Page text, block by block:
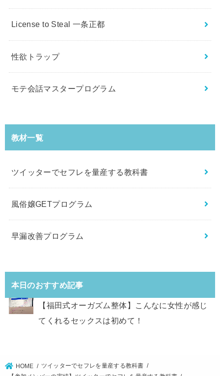
License to Steal 一条正都
性欲トラップ
モテ会話マスタープログラム
教材一覧
ツイッターでセフレを量産する教科書
風俗嬢GETプログラム
早漏改善プログラム
本日のおすすめ記事
【福田式オーガズム整体】こんなに女性が感じ
てくれるセックスは初めて！
HOME
ツイッターでセフレを量産する教科書